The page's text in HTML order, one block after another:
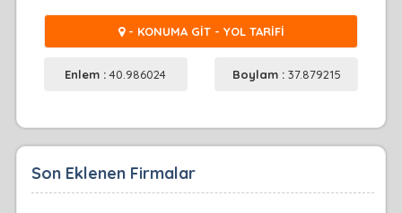
- KONUMA GİT - YOL TARİFİ
Enlem :40.986024 Boylam : 37.879215
Son Eklenen Firmalar